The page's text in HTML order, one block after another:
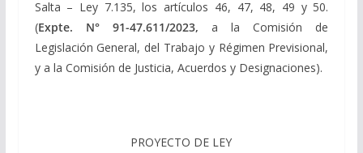
Salta – Ley 7.135, los artículos 46, 47, 48, 49 y 50.
(Expte. N° 91-47.611/2023, a la Comisión de
Legislación General, del Trabajo y Régimen Previsional,
y a la Comisión de Justicia, Acuerdos y Designaciones).
PROYECTO DE LEY